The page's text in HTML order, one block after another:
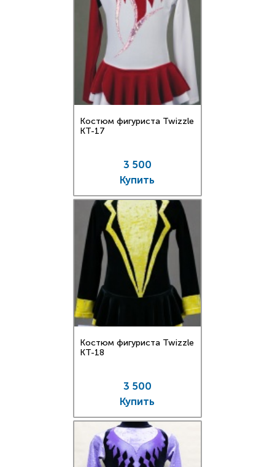
Костюм фигуриста Twizzle
КT-17
3 500
Купить
Костюм фигуриста Twizzle
КT-18
3 500
Купить